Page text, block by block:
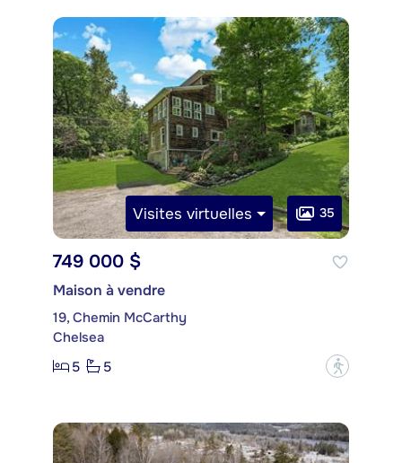
Visites virtuelles 35
749 000 $
Maison à vendre
19, Chemin McCarthy
Chelsea
5
5 ?